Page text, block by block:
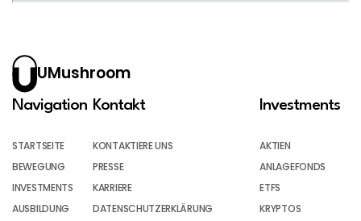
UMushroom
Navigation
STARTSEITE
BEWEGUNG
INVESTMENTS
AUSBILDUNG
Kontakt
KONTAKTIERE UNS
PRESSE
KARRIERE
DATENSCHUTZERKLÄRUNG
Investments
AKTIEN
ANLAGEFONDS
ETFS
KRYPTOS